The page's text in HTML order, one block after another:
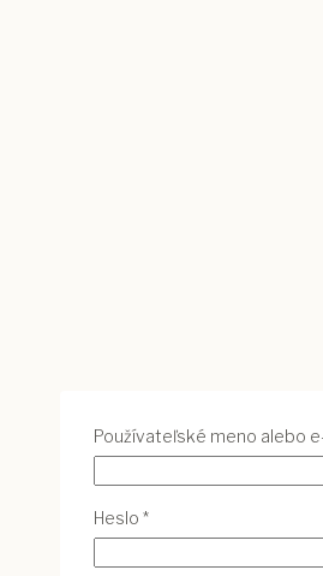
Používateľské meno alebo
Heslo *Povinné